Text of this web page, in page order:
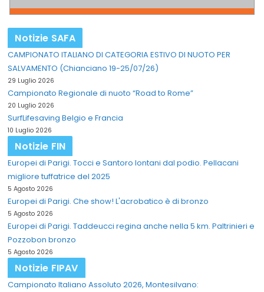
Notizie SAFA
CAMPIONATO ITALIANO DI CATEGORIA ESTIVO DI NUOTO PER
SALVAMENTO (Chianciano 19-25/07/26)
29 Luglio 2026
Campionato Regionale di nuoto “Road to Rome”
20 Luglio 2026
SurfLifesaving Belgio e Francia
10 Luglio 2026
Notizie FIN
Europei di Parigi. Tocci e Santoro lontani dal podio. Pellacani
migliore tuffatrice del 2025
5 Agosto 2026
Europei di Parigi. Che show! L'acrobatico è di bronzo
5 Agosto 2026
Europei di Parigi. Taddeucci regina anche nella 5 km. Paltrinieri e
Pozzobon bronzo
5 Agosto 2026
Notizie FIPAV
Campionato Italiano Assoluto 2026, Montesilvano: